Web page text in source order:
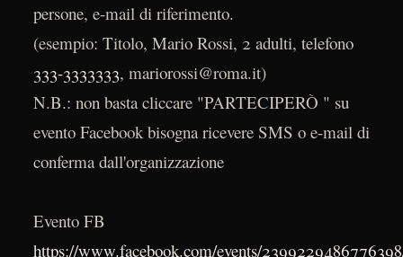
persone, e-mail di riferimento.
(esempio: Titolo, Mario Rossi, 2 adulti, telefono
333-3333333, mariorossi@roma.it)
N.B.: non basta cliccare "PARTECIPERÒ " su
evento Facebook bisogna ricevere SMS o e-mail di
conferma dall'organizzazione
Evento FB
https://www.facebook.com/events/